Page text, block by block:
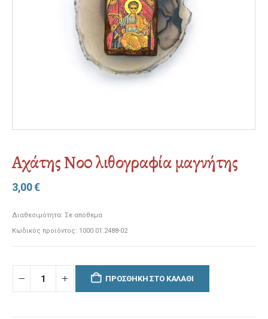
Αχάτης Nο0 λιθογραφία μαγνήτης
3,00€
Διαθεσιμότητα: Σε απόθεμα
Κωδικός προϊόντος: 1000.01.2488-02
ΠΡΟΣΘΉΚΗ ΣΤΟ ΚΑΛΆΘΙ